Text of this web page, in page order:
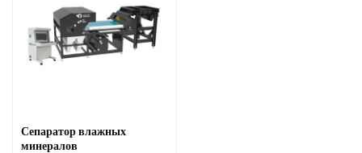
Сепаратор влажных
минералов